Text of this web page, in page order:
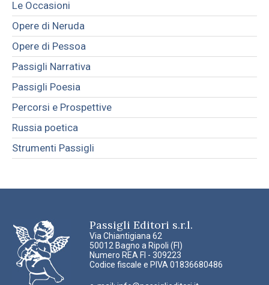
Le Occasioni
Opere di Neruda
Opere di Pessoa
Passigli Narrativa
Passigli Poesia
Percorsi e Prospettive
Russia poetica
Strumenti Passigli
Passigli Editori s.r.l.
Via Chiantigiana 62
50012 Bagno a Ripoli (FI)
Numero REA FI - 309223
Codice fiscale e PIVA 01836680486